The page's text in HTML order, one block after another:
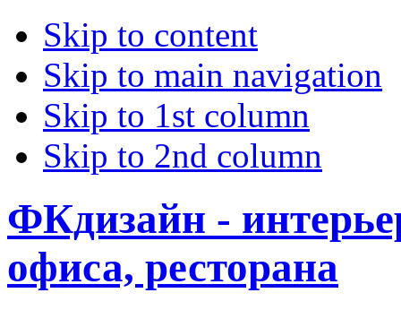
Skip to content
Skip to main navigation
Skip to 1st column
Skip to 2nd column
ФКдизайн -
офиса, ресторана